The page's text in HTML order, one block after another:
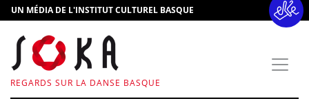
UN MÉDIA DE L'INSTITUT CULTUREL BASQUE
REGARDS SUR LA DANSE BASQUE